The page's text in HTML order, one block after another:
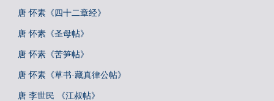
唐 怀素《四十二章经》
唐 怀素《圣母帖》
唐 怀素《苦笋帖》
唐 怀素《草书·藏真律公帖》
唐 李世民 《江叔帖》